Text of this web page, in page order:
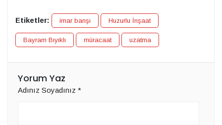
Etiketler: imar barışı Huzurlu İnşaat
Bayram Bıyıklı müracaat uzatma
Yorum Yaz
Adınız Soyadınız *